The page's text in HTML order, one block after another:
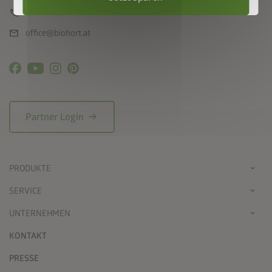
call
mail office@biohort.at
Partner Login arrow_right_alt
PRODUKTE
SERVICE
UNTERNEHMEN
KONTAKT
PRESSE